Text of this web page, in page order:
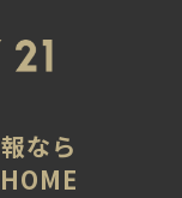
なら